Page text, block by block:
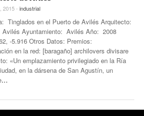
2015 - industrial
Tinglados en el Puerto de Avilés Arquitecto:
Avilés Ayuntamiento: Avilés Año: 2008
-5.916 Otros Datos: Premios:
en la red: [baragaño] archilovers divisare
«Un emplazamiento privilegiado en la Ría
en la dársena de San Agustín, un
…